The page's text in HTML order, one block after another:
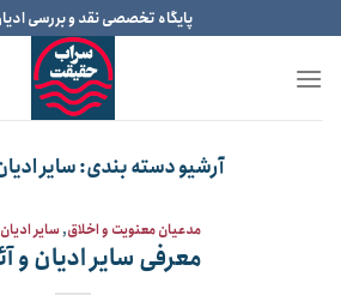
to
content
پایگاه تخصصی نقد و بررسی
آرشیو دسته بندی:سایر
مدعیان معنویت و اخلاق,سایر
معرفی سایر ادیان و